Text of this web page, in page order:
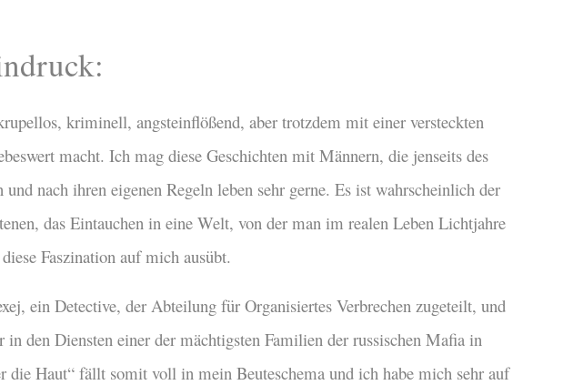
kriminell, angsteinflößend, aber trotzdem mit einer versteckten
macht. Ich mag diese Geschichten mit Männern, die jenseits des
und nach ihren eigenen Regeln leben sehr gerne. Es ist wahrscheinlich der
das Eintauchen in eine Welt, von der man im realen Leben Lichtjahre
Faszination auf mich ausübt.
ein Detective, der Abteilung für Organisiertes Verbrechen zugeteilt, und
in den Diensten einer der mächtigsten Familien der russischen Mafia in
die Haut“ fällt somit voll in mein Beuteschema und ich habe mich sehr auf